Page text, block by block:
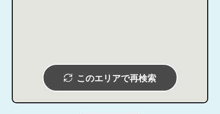
このエリアで再検索